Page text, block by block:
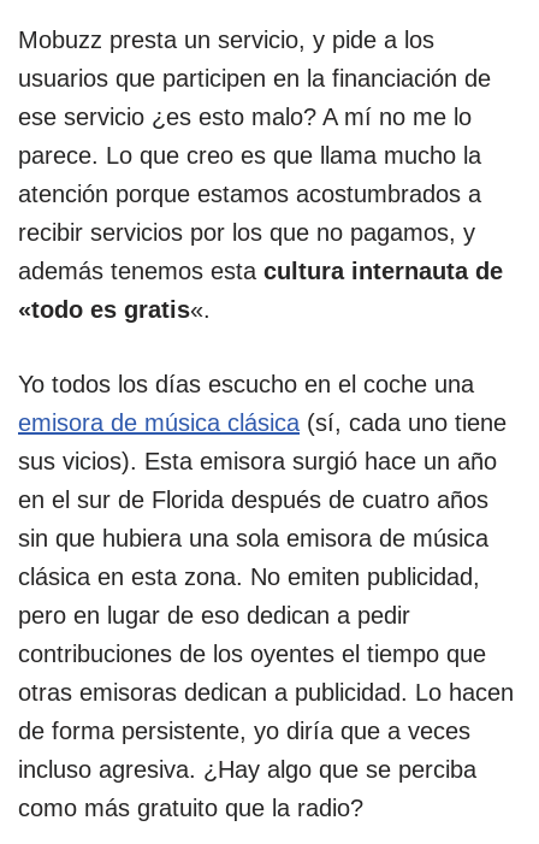
Mobuzz presta un servicio, y pide a los
usuarios que participen en la financiación de
ese servicio ¿es esto malo? A mí no me lo
parece. Lo que creo es que llama mucho la
atención porque estamos acostumbrados a
recibir servicios por los que no pagamos, y
además tenemos esta cultura internauta de
«todo es gratis«.
Yo todos los días escucho en el coche una
emisora de música clásica (sí, cada uno tiene
sus vicios). Esta emisora surgió hace un año
en el sur de Florida después de cuatro años
sin que hubiera una sola emisora de música
clásica en esta zona. No emiten publicidad,
pero en lugar de eso dedican a pedir
contribuciones de los oyentes el tiempo que
otras emisoras dedican a publicidad. Lo hacen
de forma persistente, yo diría que a veces
incluso agresiva. ¿Hay algo que se perciba
como más gratuito que la radio?